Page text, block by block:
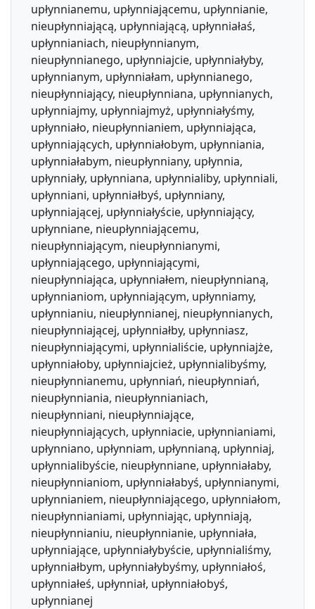
upłynnianemu, upłynniającemu, upłynnianie,
nieupłynniającą, upłynniającą, upłynniałaś,
upłynnianiach, nieupłynnianym,
nieupłynnianego, upłynniajcie, upłynniałyby,
upłynnianym, upłynniałam, upłynnianego,
nieupłynniający, nieupłynniana, upłynnianych,
upłynniajmy, upłynniajmyż, upłynniałyśmy,
upłynniało, nieupłynnianiem, upłynniająca,
upłynniających, upłynniałobym, upłynniania,
upłynniałabym, nieupłynniany, upłynnia,
upłynniały, upłynniana, upłynnialiby, upłynniali,
upłynniani, upłynniałbyś, upłynniany,
upłynniającej, upłynniałyście, upłynniający,
upłynniane, nieupłynniającemu,
nieupłynniającym, nieupłynnianymi,
upłynniającego, upłynniającymi,
nieupłynniająca, upłynniałem, nieupłynnianą,
upłynnianiom, upłynniającym, upłynniamy,
upłynnianiu, nieupłynnianej, nieupłynnianych,
nieupłynniającej, upłynniałby, upłynniasz,
nieupłynniającymi, upłynnialiście, upłynniajże,
upłynniałoby, upłynniajcież, upłynnialibyśmy,
nieupłynnianemu, upłynniań, nieupłynniań,
nieupłynniania, nieupłynnianiach,
nieupłynniani, nieupłynniające,
nieupłynniających, upłynniacie, upłynnianiami,
upłynniano, upłynniam, upłynnianą, upłynniaj,
upłynnialibyście, nieupłynniane, upłynniałaby,
nieupłynnianiom, upłynniałabyś, upłynnianymi,
upłynnianiem, nieupłynniającego, upłynniałom,
nieupłynnianiami, upłynniając, upłynniają,
nieupłynnianiu, nieupłynnianie, upłynniała,
upłynniające, upłynniałybyście, upłynnialiśmy,
upłynniałbym, upłynniałybyśmy, upłynniałoś,
upłynniałeś, upłynniał, upłynniałobyś,
upłynnianej